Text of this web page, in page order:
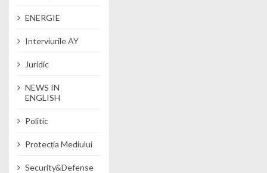
ENERGIE
Interviurile AY
Juridic
NEWS IN
ENGLISH
Politic
Protecția Mediului
Security&Defense